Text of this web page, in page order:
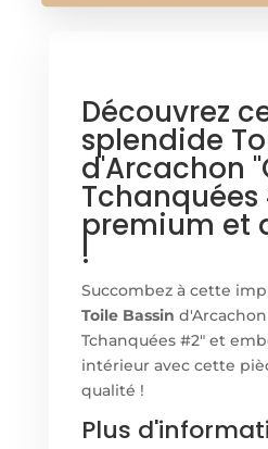
Découvrez
splendide
d'Arcachon
Tchanquées
premium et
!
Succombez à cette
Toile Bassin
Tchanquées #2" et
intérieur avec cette
qualité !
Plus